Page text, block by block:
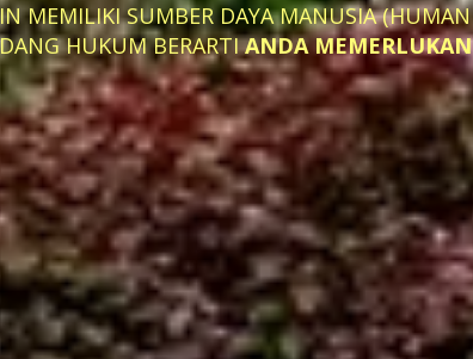
MEMILIKI SUMBER DAYA MANUSIA (HUMAN
HUKUM BERARTIANDA